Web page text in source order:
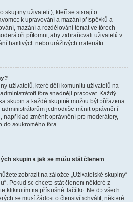
skupiny uživatelů), kteří se starají o
k upravování a mazání příspěvků a
mazání a rozdělování témat ve fórech,
přítomni, aby zabraňovali uživatelů v
hanlivých nebo urážlivých materiálů.
uživatelů, které dělí komunitu uživatelů na
fóra snadněji pracovat. Každý
skupin a každé skupině můžou být přiřazena
jednoduše měnit oprávnění
například změnit oprávnění pro moderátory,
do soukromého fóra.
skupin a jak se můžu stát členem
zobrazit na záložce „Uživatelské skupiny“
Pokud se chcete stát členem některé z
kliknutím na příslušné tlačítko. Ne do všech
se musí žádost o členství schválit, některé